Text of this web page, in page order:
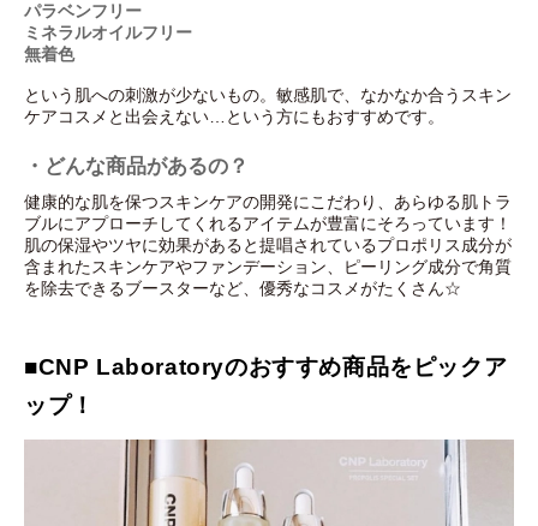
パラベンフリー
ミネラルオイルフリー
無着色
という肌への刺激が少ないもの。敏感肌で、なかなか合うスキン
ケアコスメと出会えない…という方にもおすすめです。
・どんな商品があるの？
健康的な肌を保つスキンケアの開発にこだわり、あらゆる肌トラ
ブルにアプローチしてくれるアイテムが豊富にそろっています！
肌の保湿やツヤに効果があると提唱されているプロポリス成分が
含まれたスキンケアやファンデーション、ピーリング成分で角質
を除去できるブースターなど、優秀なコスメがたくさん☆
■CNP Laboratoryのおすすめ商品をピックア
ップ！